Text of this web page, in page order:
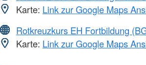
Karte: Link zur Google Maps
Rotkreuzkurs EH Fortbildung
Karte: Link zur Google Maps